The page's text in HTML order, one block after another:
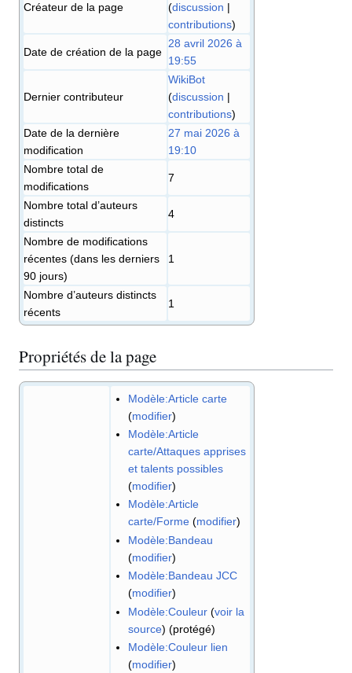
Créateur de la page
(discussion |
contributions)
Date de création de la page
28 avril 2026 à
19:55
Dernier contributeur
WikiBot
(discussion |
contributions)
Date de la dernière
modification
27 mai 2026 à
19:10
Nombre total de
modifications
7
Nombre total d’auteurs
distincts
4
Nombre de modifications
récentes (dans les derniers
90 jours)
1
Nombre d’auteurs distincts
récents
1
Propriétés de la page
Modèle:Article carte
(modifier)
Modèle:Article
carte/Attaques apprises
et talents possibles
(modifier)
Modèle:Article
carte/Forme (modifier)
Modèle:Bandeau
(modifier)
Modèle:Bandeau JCC
(modifier)
Modèle:Couleur (voir la
source) (protégé)
Modèle:Couleur lien
(modifier)